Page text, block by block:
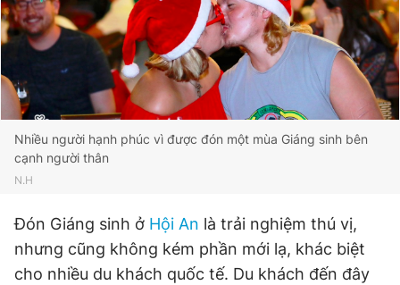
Nhiều người hạnh phúc vì được đón một mùa Giáng sinh bên
cạnh người thân
N.H
Đón Giáng sinh ở Hội An là trải nghiệm thú vị,
nhưng cũng không kém phần mới lạ, khác biệt
cho nhiều du khách quốc tế. Du khách đến đây